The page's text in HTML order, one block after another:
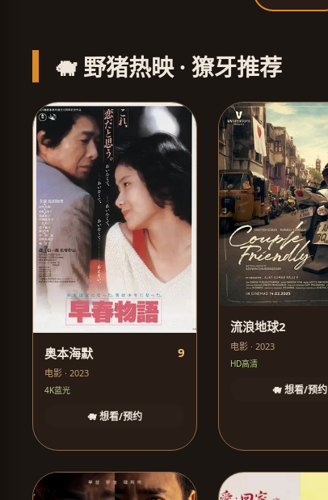
🐗 野猪热映 · 獠牙推荐
奥本海默 9
电影 · 2023
4K蓝光
🐗 想看/预约
流浪地球2
电影 · 2023
HD高清
🐗 想看/预约